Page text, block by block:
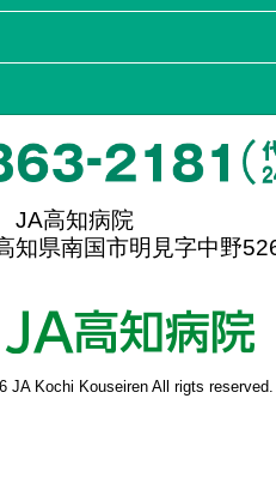
JA高知病院
県南国市明見字中野
JA Kochi Kouseiren All rigts reserved.